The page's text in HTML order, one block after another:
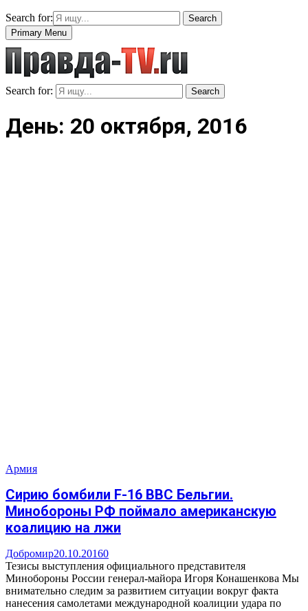
Search for:
Search
Primary Menu
Search for: Search
День: 20 октября, 2016
Армия
Сирию бомбили F-16 ВВС Бельгии.
Минобороны РФ поймало американскую
коалицию на лжи
Добромир20.10.20160
Тезисы выступления официального представителя
Минобороны России генерал-майора Игоря Конашенкова Мы
внимательно следим за развитием ситуации вокруг факта
нанесения самолетами международной коалиции удара по